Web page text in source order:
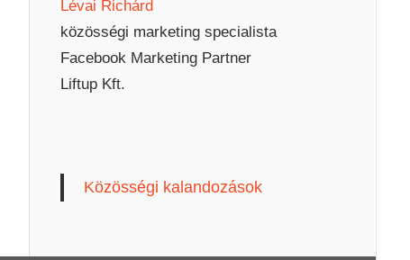
Lévai Richárd
közösségi marketing specialista
Facebook Marketing Partner
Liftup Kft.
Közösségi kalandozások